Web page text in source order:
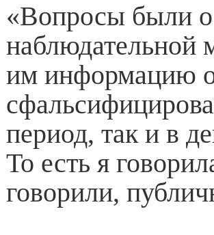
«Вопросы были о
наблюдательной
им информацию
период, так и в
То есть я
говорили,